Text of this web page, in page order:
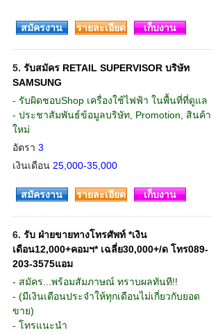
สมัครงาน
รายละเอียด เก็บงาน
5. รับสมัคร RETAIL SUPERVISOR บริษัท
SAMSUNG
- รับผิดชอบShop เครื่องใช้ไฟฟ้า ในพื้นที่ที่ดูแล
- ประชาสัมพันธ์ข้อมูลบริษัท, Promotion, สินค้า
ใหม่
อัตรา 3
เงินเดือน 25,000-35,000
สมัครงาน
รายละเอียด เก็บงาน
6. รับ ฝ่ายขายทางโทรศัพท์ *เงิน
เดือน12,000+คอมฯ* เฉลี่ย30,000+/ด โทร089-
203-3575แอม
- สมัคร...พร้อมสัมภาษณ์ ทราบผลทันที!!
- (มีเงินเดือนประจำให้ทุกเดือนไม่เกี่ยวกับยอด
ขาย)
- โทรแนะนำ